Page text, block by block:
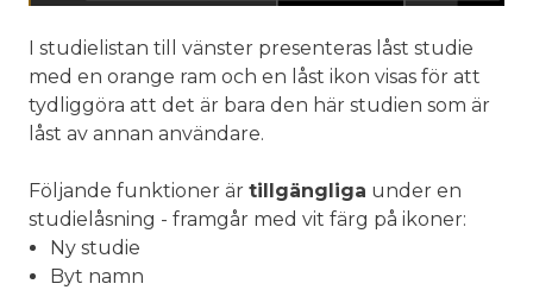
I studielistan till vänster presenteras låst studie
med en orange ram och en låst ikon visas för att
tydliggöra att det är bara den här studien som är
låst av annan användare.
Följande funktioner är tillgängliga under en
studielåsning - framgår med vit färg på ikoner:
Ny studie
Byt namn